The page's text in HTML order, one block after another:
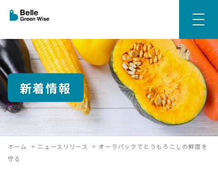
新着情報
ホーム > ニュースリリース > オーラパックでとうもろこしの鮮度を
守る